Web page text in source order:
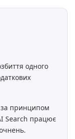
одного
за принципом
Search працює